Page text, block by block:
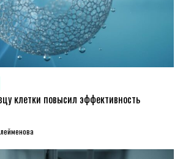
клетки повысил эффективность